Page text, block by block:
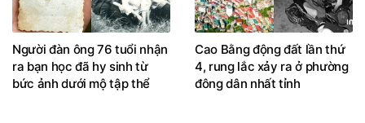
Người đàn ông 76 tuổi nhận
ra bạn học đã hy sinh từ
bức ảnh dưới mộ tập thể
Cao Bằng động đất lần thứ
4, rung lắc xảy ra ở phường
đông dân nhất tỉnh